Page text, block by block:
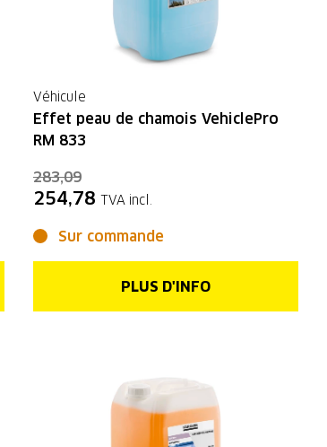
Véhicule
Effet peau de chamois VehiclePro
RM 833
283,09
254,78 TVA incl.
Sur commande
PLUS D'INFO